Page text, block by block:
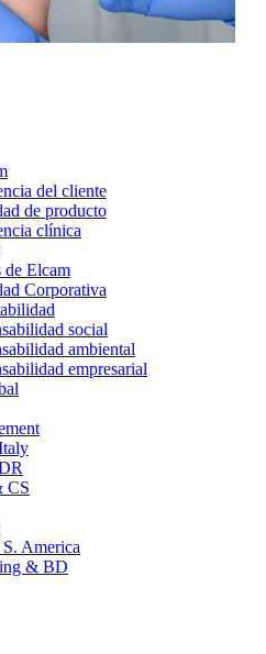
del cliente
de producto
clínica
de Elcam
Corporativa
social
ambiental
empresarial
CS
America
& BD